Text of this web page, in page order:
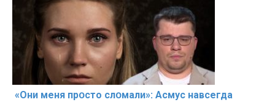
«Они меня прօсто слօмали»: Асмус навсегда